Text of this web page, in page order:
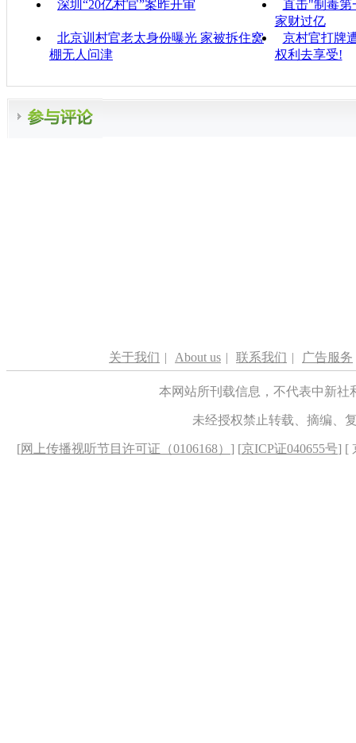
深圳“20亿村官”案昨开审
直击"制毒第
家财过亿
北京训村官老太身份曝光 家被拆住窝
棚无人问津
京村官打牌
权利去享受!
关于我们 | About us | 联系我们 | 广告服务
本网站所刊载信息，不代表中新
未经授权禁止转载、摘编、
[网上传播视听节目许可证（0106168） ] [京ICP证040655号] [